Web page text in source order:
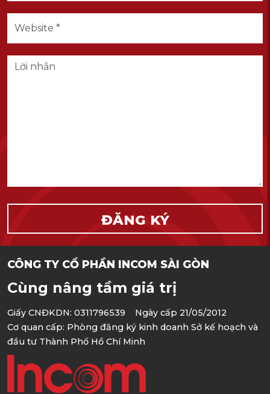
CÔNG TY CỔ PHẦN INCOM SÀI GÒN
Cùng nâng tầm giá trị
Giấy CNĐKDN: 0311796539 Ngày cấp 21/05/2012
Cơ quan cấp: Phòng đăng ký kinh doanh Sở kế hoạch và
đầu tư Thành Phố Hồ Chí Minh